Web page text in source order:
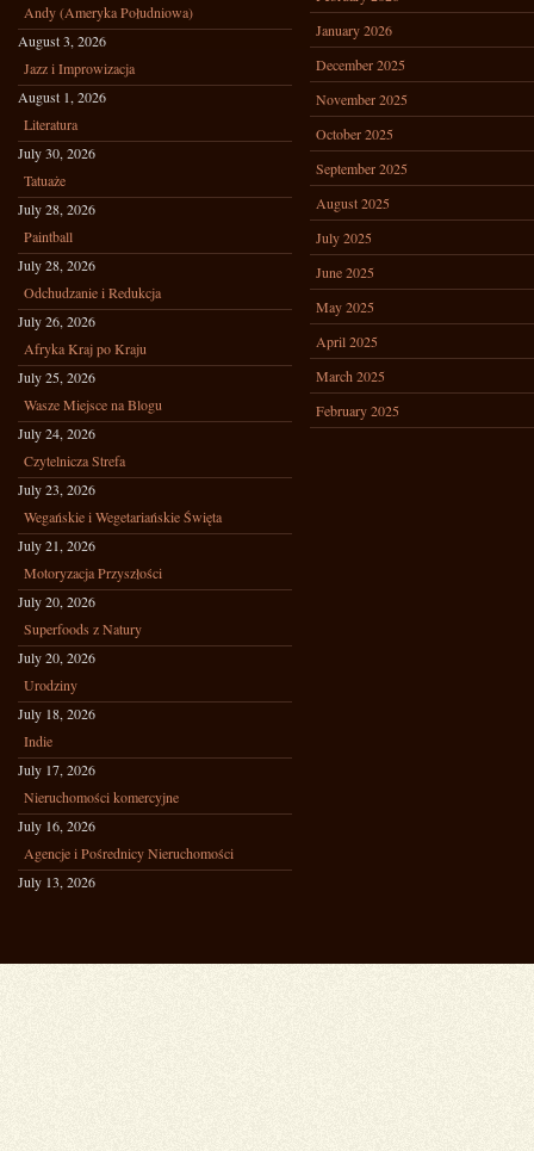
Andy (Ameryka Południowa)
August 3, 2026
Jazz i Improwizacja
August 1, 2026
Literatura
July 30, 2026
Tatuaże
July 28, 2026
Paintball
July 28, 2026
Odchudzanie i Redukcja
July 26, 2026
Afryka Kraj po Kraju
July 25, 2026
Wasze Miejsce na Blogu
July 24, 2026
Czytelnicza Strefa
July 23, 2026
Wegańskie i Wegetariańskie Święta
July 21, 2026
Motoryzacja Przyszłości
July 20, 2026
Superfoods z Natury
July 20, 2026
Urodziny
July 18, 2026
Indie
July 17, 2026
Nieruchomości komercyjne
July 16, 2026
Agencje i Pośrednicy Nieruchomości
July 13, 2026
January 2026
December 2025
November 2025
October 2025
September 2025
August 2025
July 2025
June 2025
May 2025
April 2025
March 2025
February 2025